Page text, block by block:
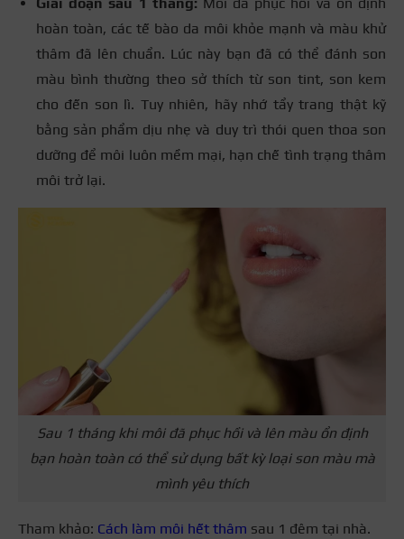
hoàn toàn, các tế bào da môi khỏe mạnh và màu khử
thâm đã lên chuẩn. Lúc này bạn đã có thể đánh son
màu bình thường theo sở thích từ son tint, son kem
cho đến son lì. Tuy nhiên, hãy nhớ tẩy trang thật kỹ
bằng sản phẩm dịu nhẹ và duy trì thói quen thoa son
dưỡng để môi luôn mềm mại, hạn chế tình trạng thâm
môi trở lại.
Sau 1 tháng khi môi đã phục hồi và lên màu ổn định
bạn hoàn toàn có thể sử dụng bất kỳ loại son màu mà
mình yêu thích
Tham khảo: Cách làm môi hết thâm sau 1 đêm tại nhà.